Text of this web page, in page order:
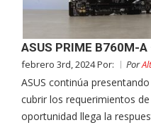
ASUS PRIME B760M-A
febrero 3rd, 2024 Por: Por
ASUS continúa
cubrir los requerimientos
oportunidad llega la